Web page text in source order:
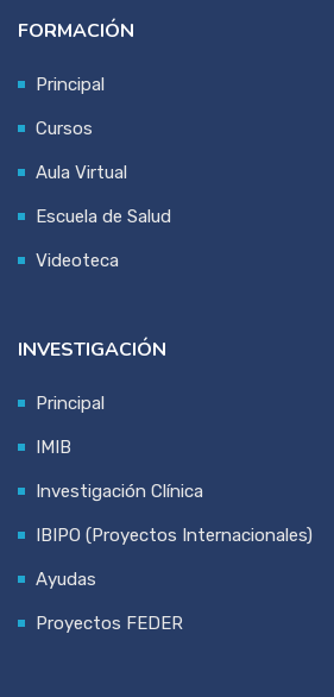
FORMACIÓN
Principal
Cursos
Aula Virtual
Escuela de Salud
Videoteca
INVESTIGACIÓN
Principal
IMIB
Investigación Clínica
IBIPO (Proyectos Internacionales)
Ayudas
Proyectos FEDER